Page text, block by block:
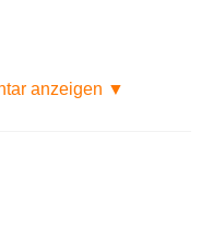
anzeigen ▼